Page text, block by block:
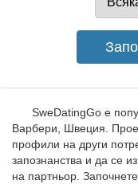
SweDatingGo е
Варбери, Швеция.
профили на други
запознанства и да се
на партньор.